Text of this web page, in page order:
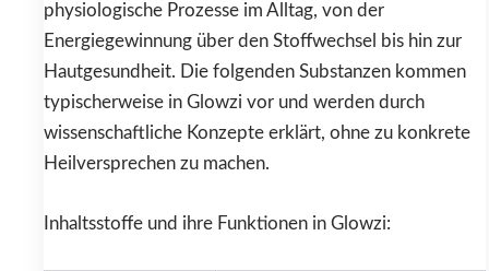
physiologische Prozesse im Alltag, von der
Energiegewinnung über den Stoffwechsel bis hin zur
Hautgesundheit. Die folgenden Substanzen kommen
typischerweise in Glowzi vor und werden durch
wissenschaftliche Konzepte erklärt, ohne zu konkrete
Heilversprechen zu machen.
Inhaltsstoffe und ihre Funktionen in Glowzi: